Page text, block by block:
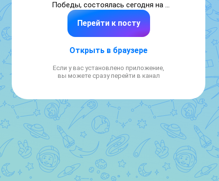
Победы, состоялась сегодня на
Центральной площади с.Бижбуляк.
В соревнованиях приняли участие команды
младшего и старшего возраста, а также
Поздравляем команду старшеклассников
соревнований в своей возрастной
организаций Бижбулякского района!
Спасибо всем участникам соревнований,
представивших школу в эстафете Победы!!!
#ДеньПобеды
#Бижбуляк2школа
#Победа81
#НаследникиПобеды
Перейти к посту
Открыть в браузере
Если у вас установлено приложение,
вы можете сразу перейти в канал